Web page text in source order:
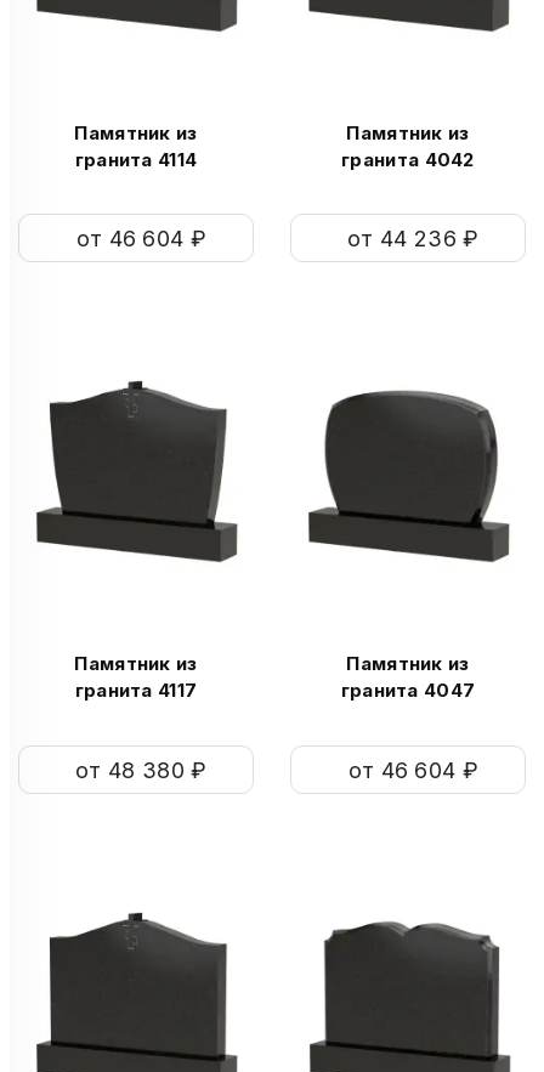
Памятник из
гранита 4114
от 46 604 ₽
Памятник из
гранита 4042
от 44 236 ₽
Памятник из
гранита 4117
от 48 380 ₽
Памятник из
гранита 4047
от 46 604 ₽